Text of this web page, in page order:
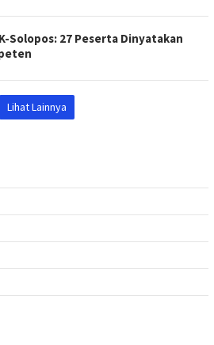
Solopos: 27 Peserta Dinyatakan
Lihat Lainnya